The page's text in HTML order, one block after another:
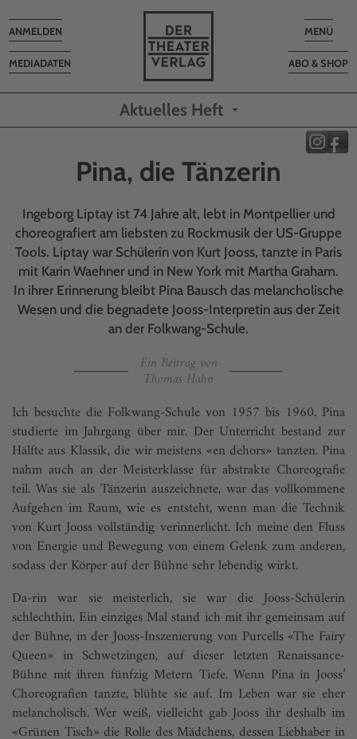
Toggle
MENÜ
ABO & SHOP
MEDIADATEN
Toggle
navigation
ANMELDEN
Aktuelles Heft
Pina, die Tänzerin
Ingeborg Liptay ist 74 Jahre alt, lebt in Montpellier und
choreografiert am liebsten zu Rockmusik der US-Gruppe
Tools. Liptay war Schülerin von Kurt Jooss, tanzte in Paris
mit Karin Waehner und in New York mit Martha Graham.
In ihrer Erinnerung bleibt Pina Bausch das melancholische
Wesen und die begnadete Jooss-Interpretin aus der Zeit
an der Folkwang-Schule.
Ein Beitrag von
Thomas Hahn
Ich besuchte die Folkwang-Schule von 1957 bis 1960. Pina
studierte im Jahrgang über mir. Der Unterricht bestand zur
Hälfte aus Klassik, die wir meistens «en dehors» tanzten. Pina
nahm auch an der Meisterklasse für abstrakte Choreografie
teil. Was sie als Tänzerin auszeichnete, war das vollkommene
Aufgehen im Raum, wie es entsteht, wenn man die Technik
von Kurt Jooss vollständig verinnerlicht. Ich meine den Fluss
von Energie und Bewegung von einem Gelenk zum anderen,
sodass der Körper auf der Bühne sehr lebendig wirkt.
Da-rin war sie meisterlich, sie war die Jooss-Schülerin
schlechthin. Ein einziges Mal stand ich mit ihr gemeinsam auf
der Bühne, in der Jooss-Inszenierung von Purcells «The Fairy
Queen» in Schwetzingen, auf dieser letzten Renaissance-
Bühne mit ihren fünfzig Metern Tiefe. Wenn Pina in Jooss’
Choreografien tanzte, blühte sie auf. Im Leben war sie eher
melancholisch. Wer weiß, vielleicht gab Jooss ihr deshalb im
«Grünen Tisch» die Rolle des Mädchens, dessen Liebhaber in